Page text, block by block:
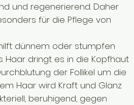
und regenerierend. Daher
für die Pflege von
dünnem oder stumpfen
Haar dringt es in die Kopfhaut
der Follikel um die
Haar wird Kraft und Glanz
beruhigend, gegen